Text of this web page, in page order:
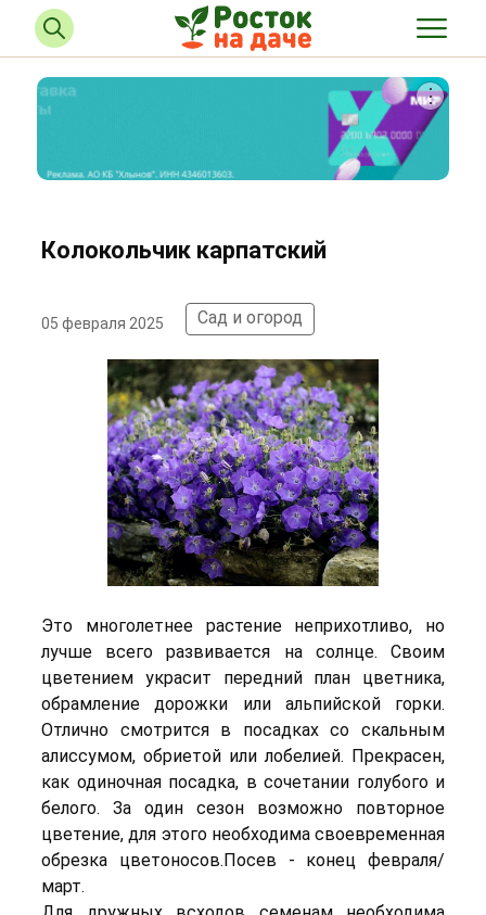
Колокольчик карпатский
05 февраля 2025 Сад и огород
Это многолетнее растение неприхотливо, но
лучше всего развивается на солнце. Своим
цветением украсит передний план цветника,
обрамление дорожки или альпийской горки.
Отлично смотрится в посадках со скальным
алиссумом, обриетой или лобелией. Прекрасен,
как одиночная посадка, в сочетании голубого и
белого. За один сезон возможно повторное
цветение, для этого необходима своевременная
обрезка цветоносов.Посев - конец февраля/
март.